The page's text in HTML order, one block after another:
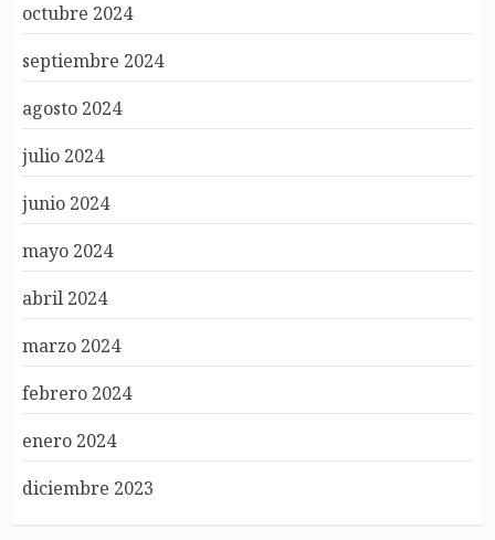
octubre 2024
septiembre 2024
agosto 2024
julio 2024
junio 2024
mayo 2024
abril 2024
marzo 2024
febrero 2024
enero 2024
diciembre 2023